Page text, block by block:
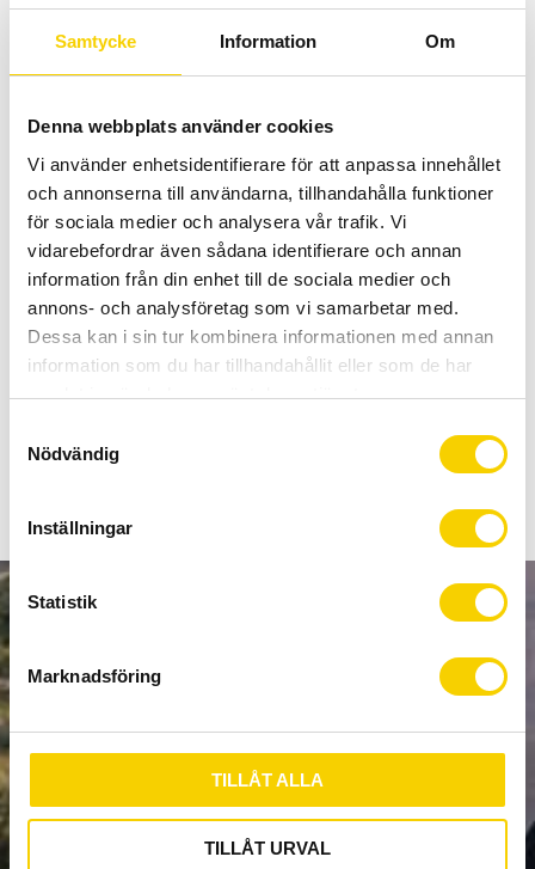
Samtycke Information Om
Denna webbplats använder cookies
Vi använder enhetsidentifierare för att anpassa innehållet
och annonserna till användarna, tillhandahålla funktioner
för sociala medier och analysera vår trafik. Vi
vidarebefordrar även sådana identifierare och annan
information från din enhet till de sociala medier och
annons- och analysföretag som vi samarbetar med.
Dessa kan i sin tur kombinera informationen med annan
information som du har tillhandahållit eller som de har
samlat in när du har använt deras tjänster.
c
k
s
v
a
l
Nödvändig
Inställningar
Statistik
Marknadsföring
TILLÅT ALLA
TILLÅT URVAL
69:-
Quantity
-
BUY
Add
Certifierad cykelservice & Shimano Service Center
Stock status
1 pc. in stock
Your personal information is processed in accordance with our
privacy policy